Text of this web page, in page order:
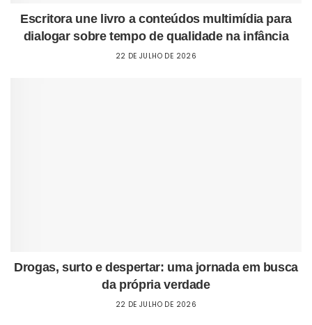
Escritora une livro a conteúdos multimídia para
dialogar sobre tempo de qualidade na infância
22 DE JULHO DE 2026
Drogas, surto e despertar: uma jornada em busca
da própria verdade
22 DE JULHO DE 2026